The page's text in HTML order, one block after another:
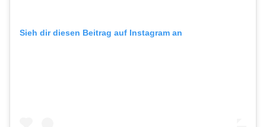
Sieh dir diesen Beitrag auf Instagram an